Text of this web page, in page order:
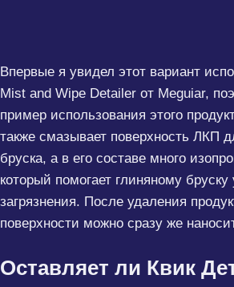
Впервые я увидел этот вариант
Mist and Wipe Detailer от Meguiar,
пример использования этого
также смазывает поверхность ЛКП
бруска, а в его составе много
который помогает глиняному бруску
загрязнения. После удаления
поверхности можно сразу же
Оставляет ли Квик